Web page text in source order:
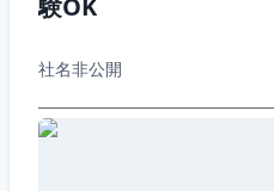
験OK
社名非公開